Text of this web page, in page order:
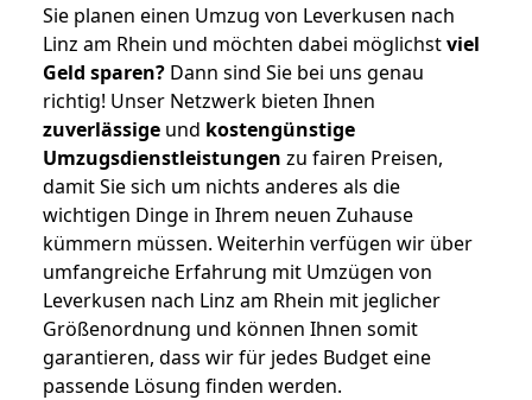
Sie planen einen Umzug von Leverkusen nach
Linz am Rhein und möchten dabei möglichstviel
Geld sparen? Dann sind Sie bei uns genau
richtig! Unser Netzwerk bieten Ihnen
zuverlässige und kostengünstige
Umzugsdienstleistungen zu fairen Preisen,
damit Sie sich um nichts anderes als die
wichtigen Dinge in Ihrem neuen Zuhause
kümmern müssen. Weiterhin verfügen wir über
umfangreiche Erfahrung mit Umzügen von
Leverkusen nach Linz am Rhein mit jeglicher
Größenordnung und können Ihnen somit
garantieren, dass wir für jedes Budget eine
passende Lösung finden werden.